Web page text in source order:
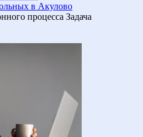
в Акулово
процесса Задача